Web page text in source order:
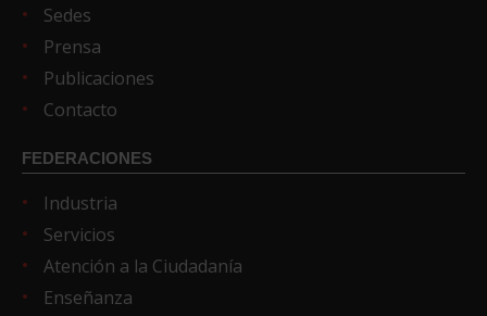
Sedes
Prensa
Publicaciones
Contacto
FEDERACIONES
Industria
Servicios
Atención a la Ciudadanía
Enseñanza